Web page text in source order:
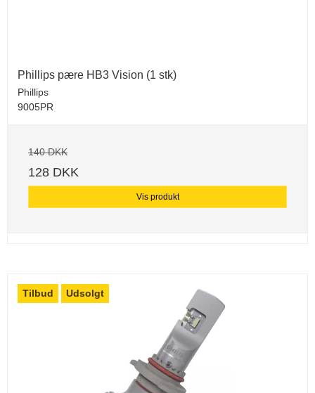
Phillips pære HB3 Vision (1 stk)
Phillips
9005PR
140 DKK
128 DKK
Vis produkt
Tilbud Udsolgt